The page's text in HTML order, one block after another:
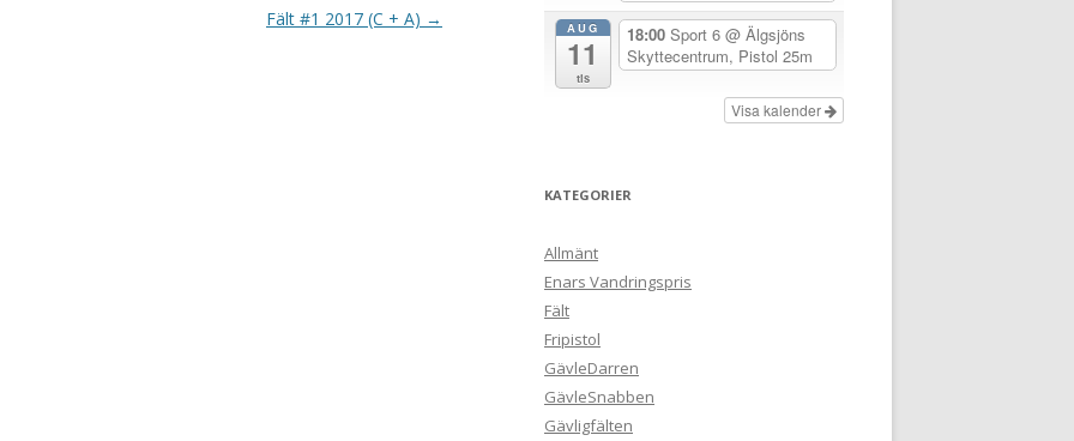
Fält #1 2017 (C + A) → AUG
11
tis
18:00 Sport 6 @ Älgsjöns
Skyttecentrum, Pistol 25m
Visa kalender
KATEGORIER
Allmänt
Enars Vandringspris
Fält
Fripistol
GävleDarren
GävleSnabben
Gävligfälten